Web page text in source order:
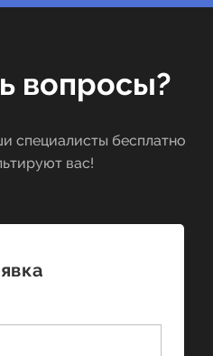
вопросы?
специалисты бесплатно
вас!